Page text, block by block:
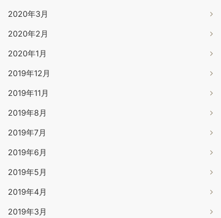
2020年3月
2020年2月
2020年1月
2019年12月
2019年11月
2019年8月
2019年7月
2019年6月
2019年5月
2019年4月
2019年3月